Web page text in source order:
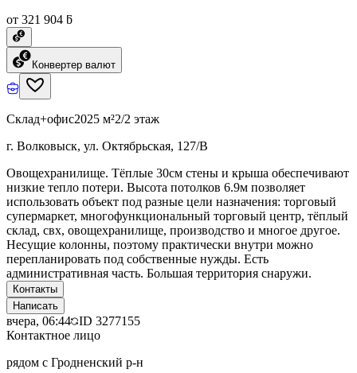
от 321 904 ƃ
Конвертер валют
Склад+офис2025 м²2/2 этаж
г. Волковыск, ул. Октябрьская, 127/В
Овощехранилище. Тёплые 30см стены и крыша обеспечивают
низкие тепло потери. Высота потолков 6.9м позволяет
использовать объект под разные цели назначения: торговый
супермаркет, многофункциональный торговый центр, тёплый
склад, свх, овощехранилище, производство и многое другое.
Несущие колонны, поэтому практически внутри можно
перепланировать под собственные нужды. Есть
административная часть. Большая территория снаружи.
Контакты
Написать
вчера, 06:44 ID 3277155
Контактное лицо
рядом с Гродненский р-н